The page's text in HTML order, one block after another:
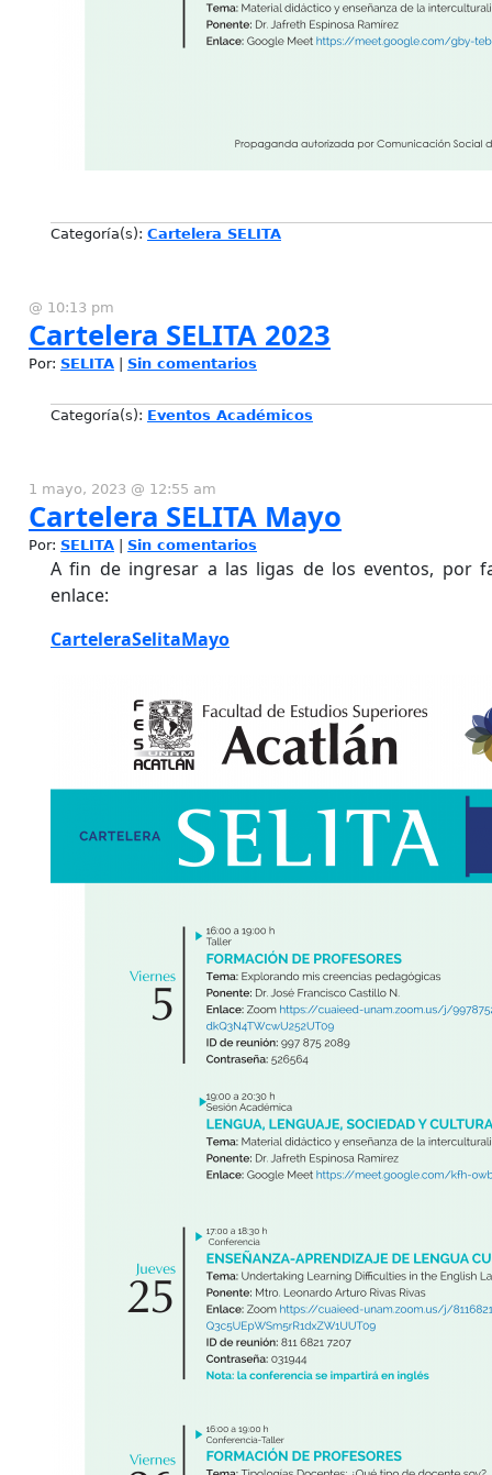
Categoría(s): Cartelera SELITA
@ 10:13 pm
Cartelera SELITA 2023
Por: SELITA Sin comentarios
Categoría(s): Eventos Académicos
1 mayo, 2023 @ 12:55 am
Cartelera SELITA Mayo
Por: SELITA Sin comentarios
A fin de ingresar a las ligas de los eventos, por
enlace:
CarteleraSelitaMayo